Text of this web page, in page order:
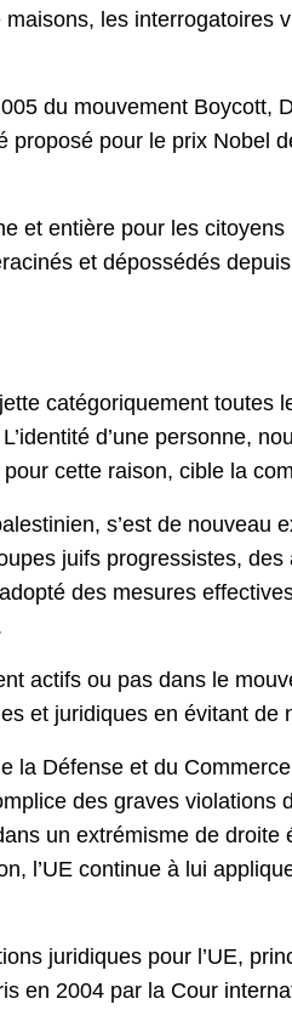
les interrogatoires
du mouvement Boycott,
proposé pour le prix Nobel
et entière pour les citoyens
et dépossédés
catégoriquement toutes
d’une personne,
cette raison, cible la
s’est de nouveau
juifs progressistes, des
des mesures
actifs ou pas dans le
et juridiques en évitant de
la Défense et du
des graves violations
un extrémisme de droite
l’UE continue à lui
juridiques pour l’UE,
en 2004 par la Cour